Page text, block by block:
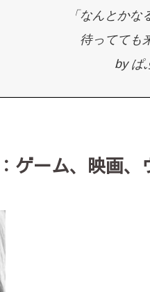
「なんとかな
待ってても
by ぱ
ゲーム、映画、